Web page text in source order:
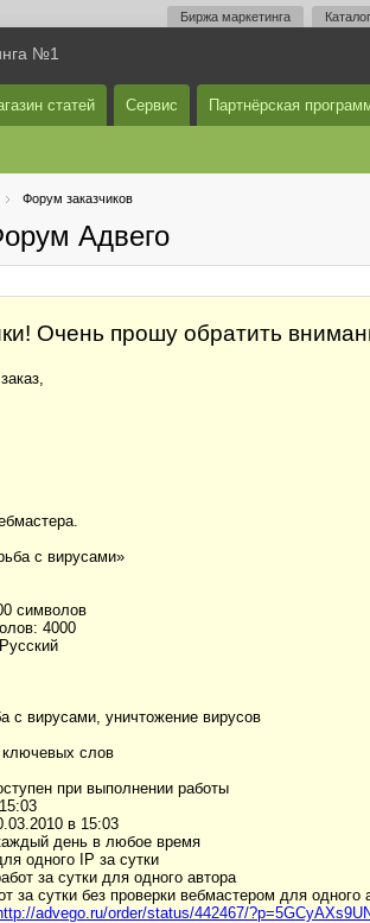
Биржа маркетинга
№1
статей Сервис Партнёрская
Форум заказчиков
Адвего
Очень прошу обратить
с вирусами»
символов
4000
с вирусами, уничтожение вирусов
слов
при выполнении работы
в 15:03
день в любое время
одного IP за сутки
за сутки для одного автора
за сутки без проверки вебмастером для одного
advego.ru/order/status/442467/